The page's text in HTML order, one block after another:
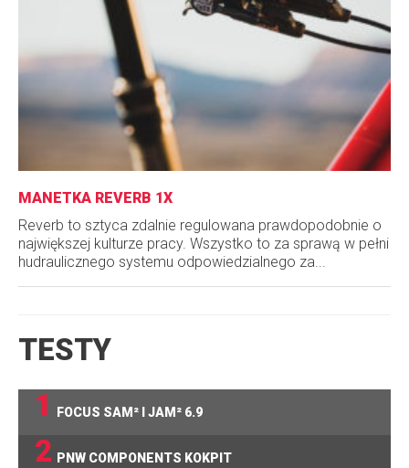
MANETKA REVERB 1X
Reverb to sztyca zdalnie regulowana prawdopodobnie o
największej kulturze pracy. Wszystko to za sprawą w pełni
hudraulicznego systemu odpowiedzialnego za...
TESTY
1
FOCUS SAM² I JAM² 6.9
2 PNW COMPONENTS KOKPIT